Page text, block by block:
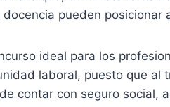
pueden posicionar
ideal para los
laboral, puesto que
contar con seguro social,